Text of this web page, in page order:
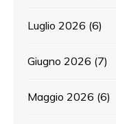
Luglio 2026 (6)
Giugno 2026 (7)
Maggio 2026 (6)